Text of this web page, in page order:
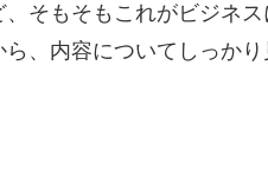
そもそもこれがビジネ
、内容についてしっかり